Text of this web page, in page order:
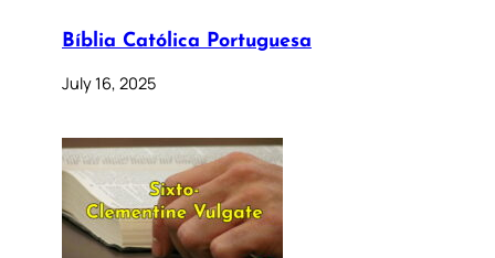
Bíblia Católica Portuguesa
July 16, 2025